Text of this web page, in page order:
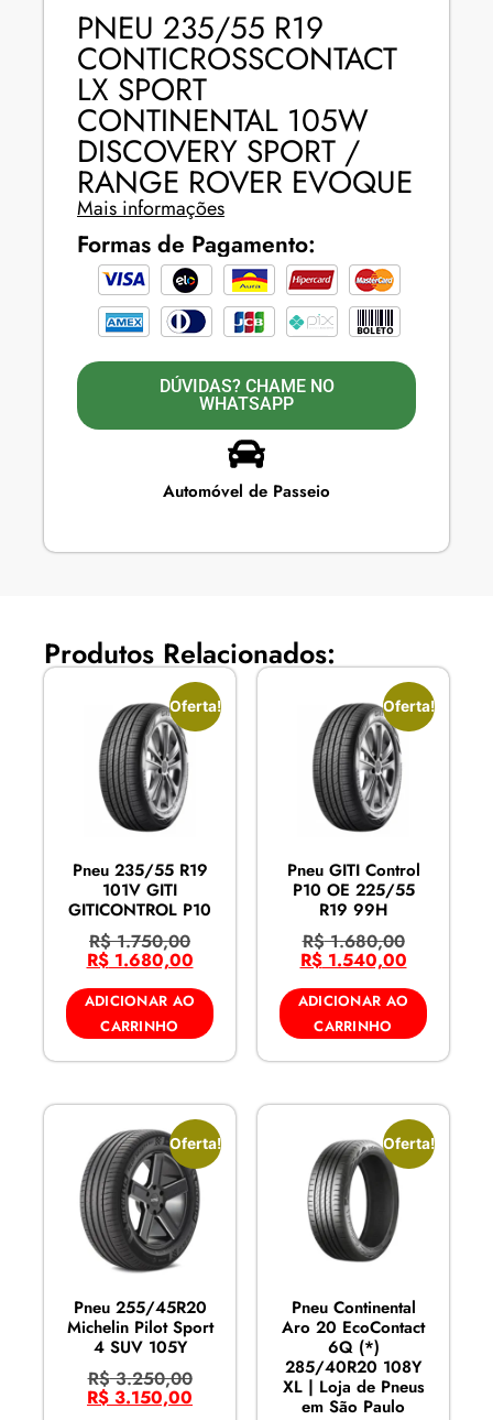
PNEU 235/55 R19
CONTICROSSCONTACT
LX SPORT
CONTINENTAL 105W
DISCOVERY SPORT /
RANGE ROVER EVOQUE
Mais informações
Formas de Pagamento:
DÚVIDAS? CHAME NO
WHATSAPP
Automóvel de Passeio
Produtos Relacionados:
Oferta!
Pneu 235/55 R19
101V GITI
GITICONTROL P10
R$1.750,00
R$1.680,00
ADICIONAR AO
CARRINHO
Oferta!
Pneu GITI Control
P10 OE 225/55
R19 99H
R$1.680,00
R$1.540,00
ADICIONAR AO
CARRINHO
Oferta!
Pneu 255/45R20
Michelin Pilot Sport
4 SUV 105Y
R$3.250,00
R$ 3.150,00
Oferta!
Pneu Continental
Aro 20 EcoContact
6Q (*)
285/40R20 108Y
XL | Loja de Pneus
em São Paulo